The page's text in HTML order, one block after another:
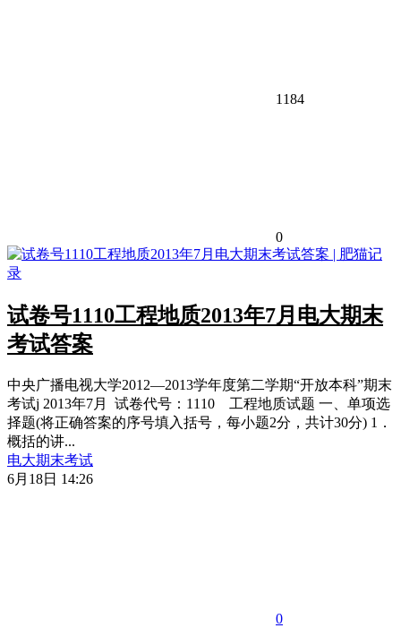
1184
0
试卷号1110工程地质2013年7月电大期末
考试答案
中央广播电视大学2012—2013学年度第二学期“开放本科”期末
考试j 2013年7月 试卷代号：1110 工程地质试题 一、单项选
择题(将正确答案的序号填入括号，每小题2分，共计30分) 1．
概括的讲...
电大期末考试
6月18日 14:26
0